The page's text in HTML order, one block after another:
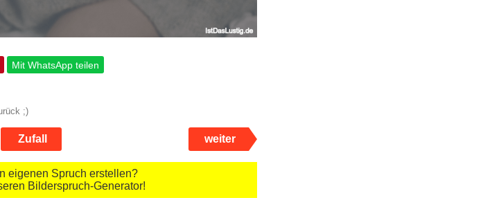
Mit WhatsApp teilen
;)
Zufall weiter
eigenen Spruch erstellen?
Bilderspruch-Generator!